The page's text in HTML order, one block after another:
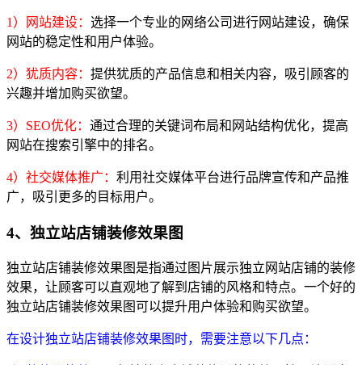
1）网站建设： 选择一个专业的网络公司进行网站建设，确保
网站的稳定性和用户体验。
2）犹质内容： 提供犹质的产品信息和相关内容，吸引顾客的
兴趣并增加购买欲望。
3）SEO优化： 通过合理的关键词布局和网站结构优化，提高
网站在搜索引擎中的排名。
4）社交媒体推广： 利用社交媒体平台进行品牌宣传和产品推
广，吸引更多的目标用户。
4、独立站店铺装修效果图
独立站店铺装修效果图是指通过图片展示独立网站店铺的装修
效果，让顾客可以直观地了解到店铺的风格和特点。一个好的
独立站店铺装修效果图可以提升用户体验和购买欲望。
在设计独立站店铺装修效果图时，需要注意以下几点：